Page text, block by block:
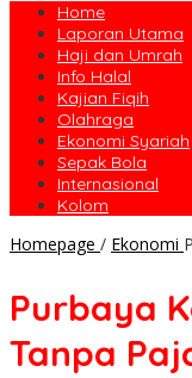
Home
Laporan Utama
Haji dan Umrah
Info Halal
Kajian Fiqih
Olahraga
Ekonomi Syariah
Sepak Bola
Internasional
Kolom
Homepage / Ekonomi
Purbaya
Tanpa